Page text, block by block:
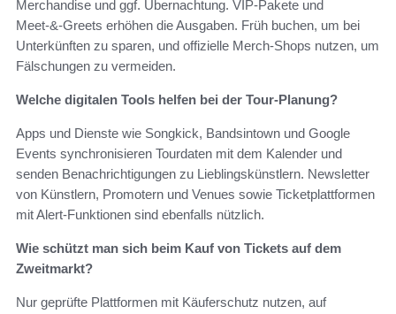
Merchandise und ggf. Übernachtung. VIP‑Pakete und
Meet‑&‑Greets erhöhen die Ausgaben. Früh buchen, um bei
Unterkünften zu sparen, und offizielle Merch‑Shops nutzen, um
Fälschungen zu vermeiden.
Welche digitalen Tools helfen bei der Tour‑Planung?
Apps und Dienste wie Songkick, Bandsintown und Google
Events synchronisieren Tourdaten mit dem Kalender und
senden Benachrichtigungen zu Lieblingskünstlern. Newsletter
von Künstlern, Promotern und Venues sowie Ticketplattformen
mit Alert‑Funktionen sind ebenfalls nützlich.
Wie schützt man sich beim Kauf von Tickets auf dem
Zweitmarkt?
Nur geprüfte Plattformen mit Käuferschutz nutzen, auf